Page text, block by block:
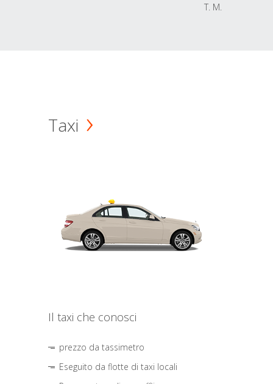
T. M.
Taxi
Il taxi che conosci
prezzo da tassimetro
Eseguito da flotte di taxi locali